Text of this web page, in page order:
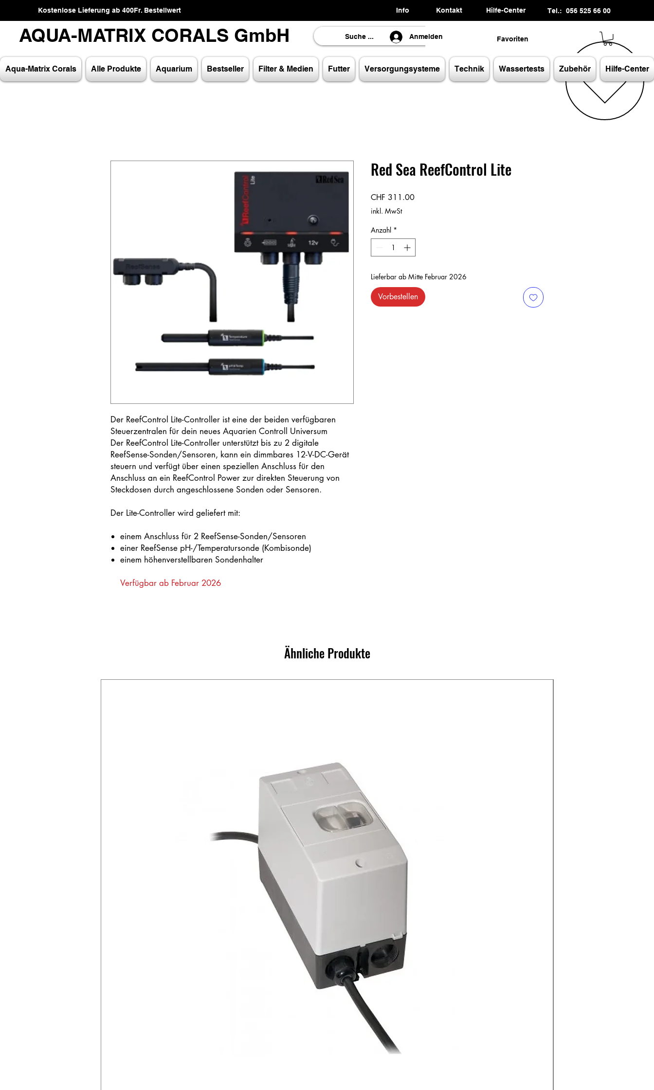
Kostenlose Lieferung ab 400Fr. Bestellwert Info Kontakt Hilfe-Center Tel.: 056 525 66 00
AQUA-MATRIX CORALS GmbH
AQUA-MATRIX CORALS GmbH Anmelden Favoriten
Aqua-Matrix Corals Alle Produkte Aquarium Bestseller Filter & Medien Futter Versorgungsysteme Technik Wassertests Zubehör Hilfe-Center
Der ReefControl Lite-Controller ist eine der beiden verfügbaren
Steuerzentralen für dein neues Aquarien Controll Universum
Der ReefControl Lite-Controller unterstützt bis zu 2 digitale
ReefSense-Sonden/Sensoren, kann ein dimmbares 12-V-DC-Gerät
steuern und verfügt über einen speziellen Anschluss für den
Anschluss an ein ReefControl Power zur direkten Steuerung von
Steckdosen durch angeschlossene Sonden oder Sensoren.
Der Lite-Controller wird geliefert mit:
einem Anschluss für 2 ReefSense-Sonden/Sensoren
einer ReefSense pH-/Temperatursonde (Kombisonde)
einem höhenverstellbaren Sondenhalter
Verfügbar ab Februar 2026
Red Sea ReefControl Lite
CHF 311.00Preis
inkl. MwSt
Anzahl *
Lieferbar ab Mitte Februar 2026
Vorbestellen
Ähnliche Produkte